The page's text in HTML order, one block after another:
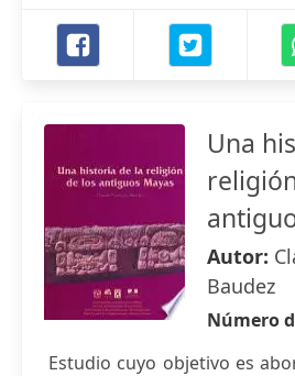
Una
Autor:
Baudez
Número
Estudio cuyo objetivo es